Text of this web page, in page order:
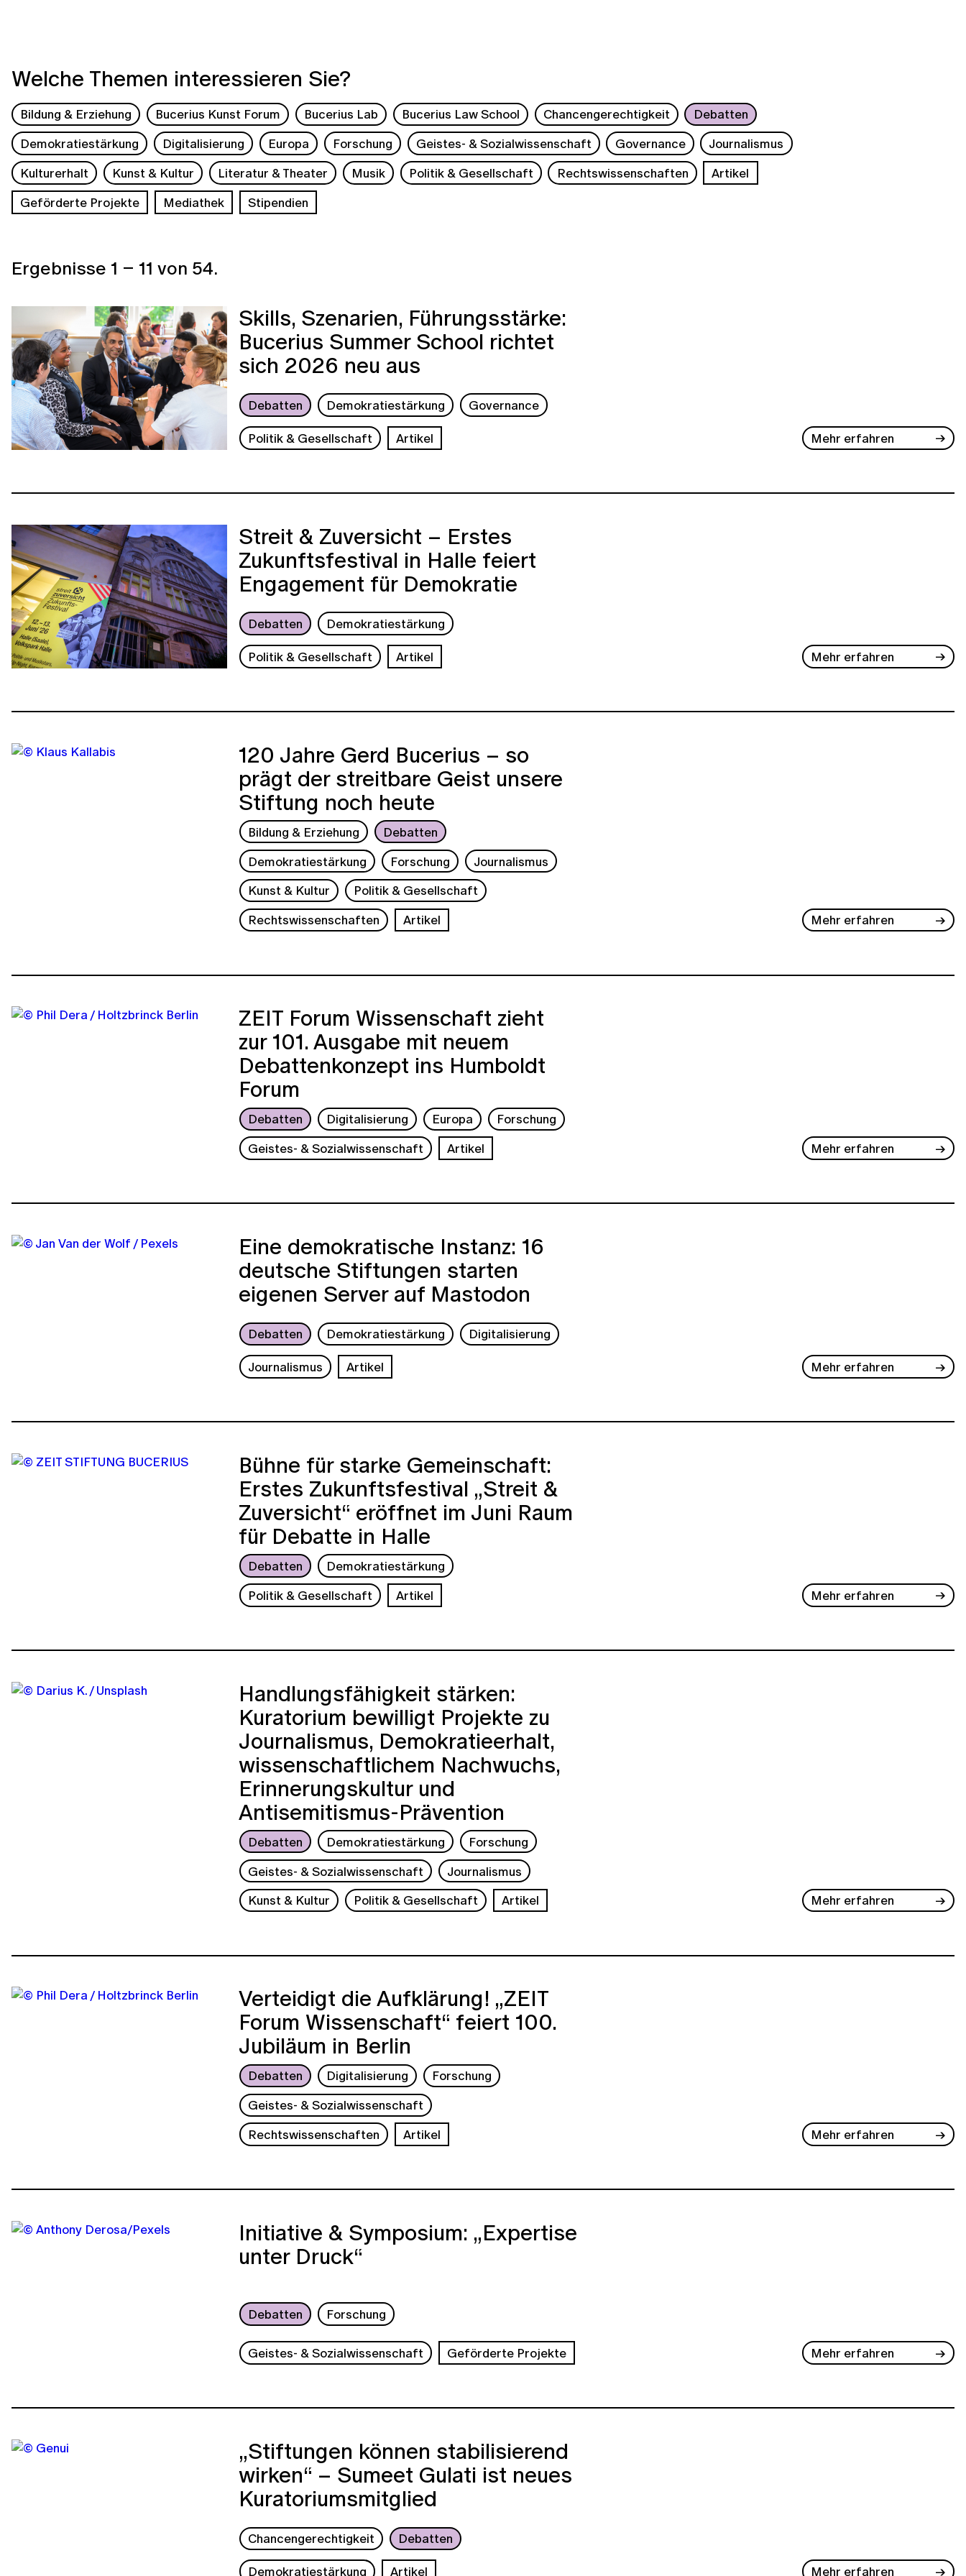
Welche Themen interessieren Sie?
Bildung & Erziehung Bucerius Kunst Forum Bucerius Lab Bucerius Law School Chancengerechtigkeit
Debatten
Demokratiestärkung
Digitalisierung Europa Forschung Geistes- & Sozialwissenschaft Governance
Journalismus
Kulturerhalt
Kunst & Kultur Literatur & Theater Musik Politik & Gesellschaft Rechtswissenschaften
Artikel
Geförderte Projekte
Mediathek Stipendien
Ergebnisse 1 – 11 von 54.
Skills, Szenarien, Führungsstärke:
Bucerius Summer School richtet
sich 2026 neu aus
Debatten Demokratiestärkung
Governance
Politik & Gesellschaft
Artikel Mehr erfahren
Streit & Zuversicht – Erstes
Zukunftsfestival in Halle feiert
Engagement für Demokratie
Debatten
Demokratiestärkung
Politik & Gesellschaft
Artikel Mehr erfahren
120 Jahre Gerd Bucerius – so
prägt der streitbare Geist unsere
Stiftung noch heute
Bildung & Erziehung
Debatten
Demokratiestärkung
Forschung
Journalismus
Kunst & Kultur
Politik & Gesellschaft
Rechtswissenschaften
Artikel Mehr erfahren
ZEIT Forum Wissenschaft zieht
zur 101. Ausgabe mit neuem
Debattenkonzept ins Humboldt
Forum
Debatten Digitalisierung Europa
Forschung
Geistes- & Sozialwissenschaft
Artikel Mehr erfahren
Eine demokratische Instanz: 16
deutsche Stiftungen starten
eigenen Server auf Mastodon
Debatten Demokratiestärkung
Digitalisierung
Journalismus
Artikel Mehr erfahren
Bühne für starke Gemeinschaft:
Erstes Zukunftsfestival „Streit &
Zuversicht“ eröffnet im Juni Raum
für Debatte in Halle
Debatten
Demokratiestärkung
Politik & Gesellschaft
Artikel Mehr erfahren
Handlungsfähigkeit stärken:
Kuratorium bewilligt Projekte zu
Journalismus, Demokratieerhalt,
wissenschaftlichem Nachwuchs,
Erinnerungskultur und
Antisemitismus-Prävention
Debatten Demokratiestärkung
Forschung
Geistes- & Sozialwissenschaft
Journalismus
Kunst & Kultur
Politik & Gesellschaft Artikel Mehr erfahren
Verteidigt die Aufklärung! „ZEIT
Forum Wissenschaft“ feiert 100.
Jubiläum in Berlin
Debatten Digitalisierung
Forschung
Geistes- & Sozialwissenschaft
Rechtswissenschaften
Artikel Mehr erfahren
Initiative & Symposium: „Expertise
unter Druck“
Debatten Forschung
Geistes- & Sozialwissenschaft Geförderte Projekte Mehr erfahren
„Stiftungen können stabilisierend
wirken“ – Sumeet Gulati ist neues
Kuratoriumsmitglied
Chancengerechtigkeit
Debatten
Demokratiestärkung
Artikel Mehr erfahren